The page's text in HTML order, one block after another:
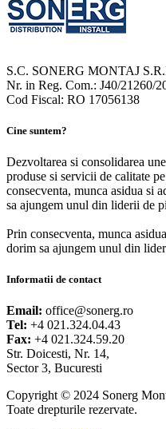
S.C. SONERG MONTAJ
Nr. in Reg. Com.: J40/21260/
Cod Fiscal: RO 17056138
Cine suntem?
Dezvoltarea si consolidarea
produse si servicii de calitate
consecventa, munca asidua si
sa ajungem unul din liderii de
Prin consecventa, munca
dorim sa ajungem unul din
Informatii de contact
Email: office@sonerg.ro
Tel: +4 021.324.04.43
Fax: +4 021.324.59.20
Str. Doicesti, Nr. 14,
Sector 3, Bucuresti
Copyright © 2024 Sonerg
Toate drepturile rezervate.